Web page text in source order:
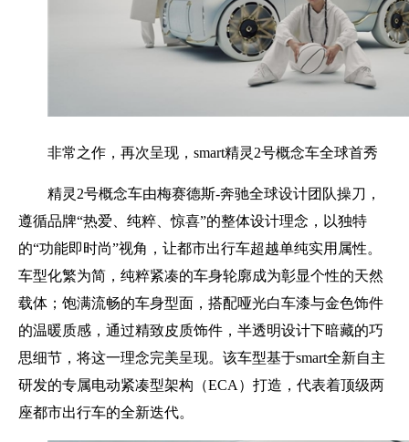
非常之作，再次呈现，smart精灵2号概念车全球首秀
精灵2号概念车由梅赛德斯-奔驰全球设计团队操刀，
遵循品牌“热爱、纯粹、惊喜”的整体设计理念，以独特
的“功能即时尚”视角，让都市出行车超越单纯实用属性。
车型化繁为简，纯粹紧凑的车身轮廓成为彰显个性的天然
载体；饱满流畅的车身型面，搭配哑光白车漆与金色饰件
的温暖质感，通过精致皮质饰件，半透明设计下暗藏的巧
思细节，将这一理念完美呈现。该车型基于smart全新自主
研发的专属电动紧凑型架构（ECA）打造，代表着顶级两
座都市出行车的全新迭代。